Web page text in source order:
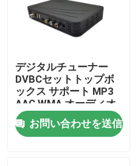
デジタルチューナー
DVBCセットトップボ
ックス サポート MP3
AAC WMA オーディオ
形式
お問い合わせを送信